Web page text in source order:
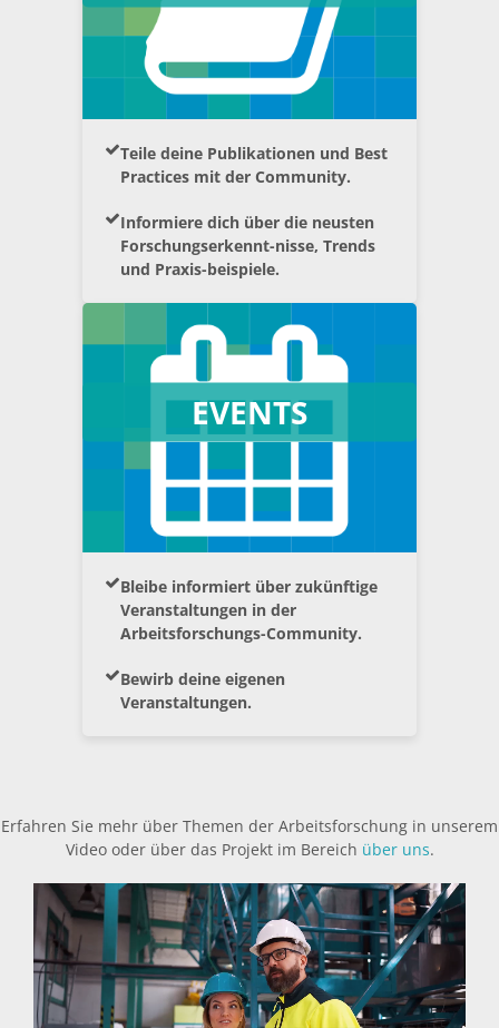
Teile deine Publikationen und Best
Practices mit der Community.
Informiere dich über die neusten
Forschungserkennt-nisse, Trends
und Praxis-beispiele.
EVENTS
Bleibe informiert über zukünftige
Veranstaltungen in der
Arbeitsforschungs-Community.
Bewirb deine eigenen
Veranstaltungen.
Erfahren Sie mehr über Themen der Arbeitsforschung in unserem
Video oder über das Projekt im Bereich über uns.